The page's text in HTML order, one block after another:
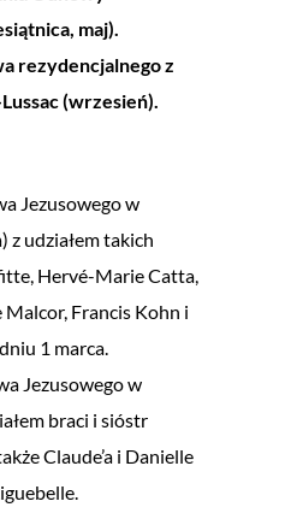
maj).
rezydencjalnego z
(wrzesień).
Jezusowego w
z udziałem takich
Hervé-Marie Catta,
Francis Kohn i
1 marca.
Jezusowego w
braci i sióstr
Claude’a i Danielle